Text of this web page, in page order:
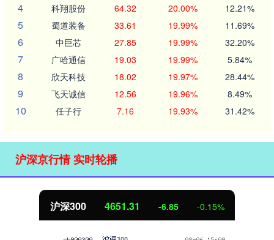
4 科翔股份 64.32 20.00% 12.21%
5 蜀道装备 33.61 19.99% 11.69%
6 中巨芯 27.85 19.99% 32.20%
7 广哈通信 19.03 19.99% 5.84%
8 欣天科技 18.02 19.97% 28.44%
9 飞天诚信 12.56 19.96% 8.49%
10 任子行 7.16 19.93% 31.42%
沪深京行情 实时轮播
北证50 1122.88 3.42 0.30%